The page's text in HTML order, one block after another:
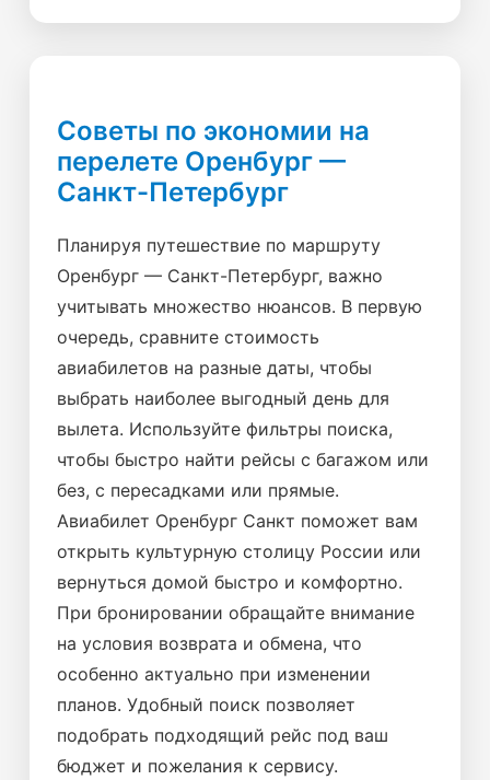
Советы по экономии на
перелете Оренбург —
Санкт-Петербург
Планируя путешествие по маршруту
Оренбург — Санкт-Петербург, важно
учитывать множество нюансов. В первую
очередь, сравните стоимость
авиабилетов на разные даты, чтобы
выбрать наиболее выгодный день для
вылета. Используйте фильтры поиска,
чтобы быстро найти рейсы с багажом или
без, с пересадками или прямые.
Авиабилет Оренбург Санкт поможет вам
открыть культурную столицу России или
вернуться домой быстро и комфортно.
При бронировании обращайте внимание
на условия возврата и обмена, что
особенно актуально при изменении
планов. Удобный поиск позволяет
подобрать подходящий рейс под ваш
бюджет и пожелания к сервису.